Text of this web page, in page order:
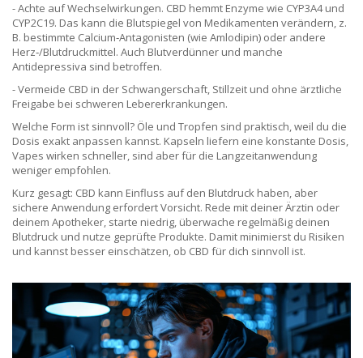
- Achte auf Wechselwirkungen. CBD hemmt Enzyme wie CYP3A4 und
CYP2C19. Das kann die Blutspiegel von Medikamenten verändern, z.
B. bestimmte Calcium‑Antagonisten (wie Amlodipin) oder andere
Herz‑/Blutdruckmittel. Auch Blutverdünner und manche
Antidepressiva sind betroffen.
- Vermeide CBD in der Schwangerschaft, Stillzeit und ohne ärztliche
Freigabe bei schweren Lebererkrankungen.
Welche Form ist sinnvoll? Öle und Tropfen sind praktisch, weil du die
Dosis exakt anpassen kannst. Kapseln liefern eine konstante Dosis,
Vapes wirken schneller, sind aber für die Langzeitanwendung
weniger empfohlen.
Kurz gesagt: CBD kann Einfluss auf den Blutdruck haben, aber
sichere Anwendung erfordert Vorsicht. Rede mit deiner Ärztin oder
deinem Apotheker, starte niedrig, überwache regelmäßig deinen
Blutdruck und nutze geprüfte Produkte. Damit minimierst du Risiken
und kannst besser einschätzen, ob CBD für dich sinnvoll ist.